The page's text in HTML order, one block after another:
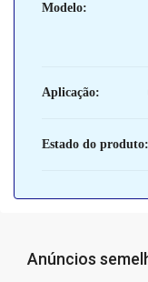
Modelo:
Aplicação:
Estado do produto:
Anúncios